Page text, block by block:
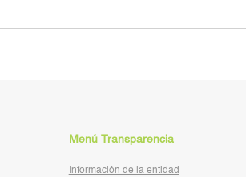
Menú Transparencia
Información de la entidad